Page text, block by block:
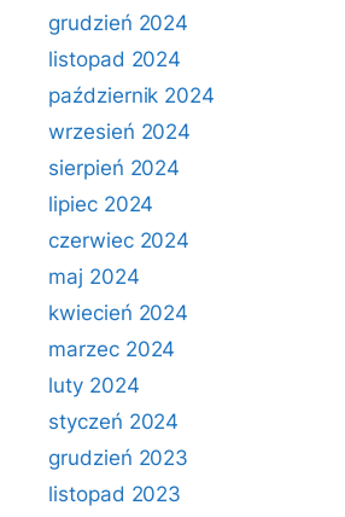
grudzień 2024
listopad 2024
październik 2024
wrzesień 2024
sierpień 2024
lipiec 2024
czerwiec 2024
maj 2024
kwiecień 2024
marzec 2024
luty 2024
styczeń 2024
grudzień 2023
listopad 2023